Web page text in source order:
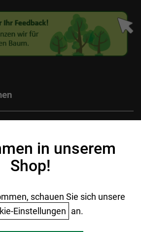
in unserem
Shop!
schauen Sie sich unsere
Einstellungen an.